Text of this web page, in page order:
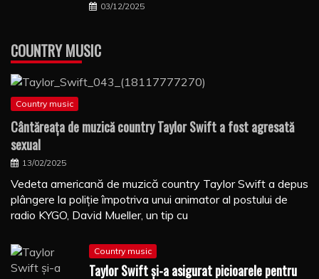
03/12/2025
COUNTRY MUSIC
Country music
Cântăreaţa de muzică country Taylor Swift a fost agresată
sexual
13/02/2025
Vedeta americană de muzică country Taylor Swift a depus
plângere la poliţie împotriva unui animator al postului de
radio KYGO, David Mueller, un tip cu
Country music
Taylor Swift şi-a asigurat picioarele pentru